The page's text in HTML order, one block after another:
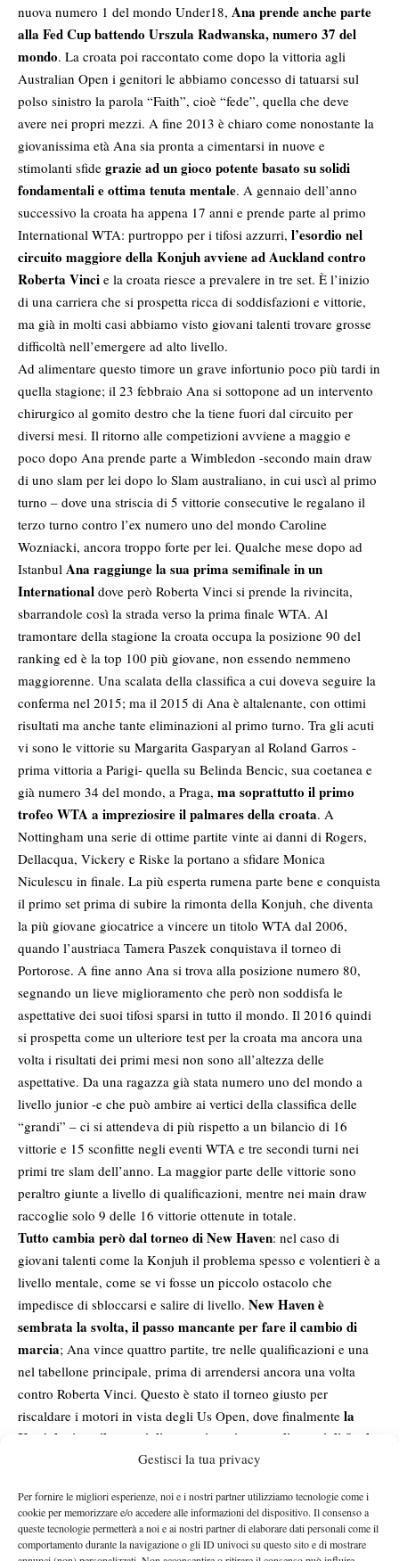
Gestisci la tua privacy
Per fornire le migliori esperienze, noi e i nostri partner utilizziamo tecnologie come i
cookie per memorizzare e/o accedere alle informazioni del dispositivo. Il consenso a
queste tecnologie permetterà a noi e ai nostri partner di elaborare dati personali come il
comportamento durante la navigazione o gli ID univoci su questo sito e di mostrare
nuova numero 1 del mondo Under18, Ana prende anche parte
alla Fed Cup battendo Urszula Radwanska, numero 37 del
mondo. La croata poi raccontato come dopo la vittoria agli
Australian Open i genitori le abbiamo concesso di tatuarsi sul
polso sinistro la parola “Faith”, cioè “fede”, quella che deve
avere nei propri mezzi. A fine 2013 è chiaro come nonostante la
giovanissima età Ana sia pronta a cimentarsi in nuove e
stimolanti sfide grazie ad un gioco potente basato su solidi
fondamentali e ottima tenuta mentale. A gennaio dell’anno
successivo la croata ha appena 17 anni e prende parte al primo
International WTA: purtroppo per i tifosi azzurri, l’esordio nel
circuito maggiore della Konjuh avviene ad Auckland contro
Roberta Vinci e la croata riesce a prevalere in tre set. È l’inizio
di una carriera che si prospetta ricca di soddisfazioni e vittorie,
ma già in molti casi abbiamo visto giovani talenti trovare grosse
difficoltà nell’emergere ad alto livello.
Ad alimentare questo timore un grave infortunio poco più tardi in
quella stagione; il 23 febbraio Ana si sottopone ad un intervento
chirurgico al gomito destro che la tiene fuori dal circuito per
diversi mesi. Il ritorno alle competizioni avviene a maggio e
poco dopo Ana prende parte a Wimbledon -secondo main draw
di uno slam per lei dopo lo Slam australiano, in cui uscì al primo
turno – dove una striscia di 5 vittorie consecutive le regalano il
terzo turno contro l’ex numero uno del mondo Caroline
Wozniacki, ancora troppo forte per lei. Qualche mese dopo ad
Istanbul Ana raggiunge la sua prima semifinale in un
International dove però Roberta Vinci si prende la rivincita,
sbarrandole così la strada verso la prima finale WTA. Al
tramontare della stagione la croata occupa la posizione 90 del
ranking ed è la top 100 più giovane, non essendo nemmeno
maggiorenne. Una scalata della classifica a cui doveva seguire la
conferma nel 2015; ma il 2015 di Ana è altalenante, con ottimi
risultati ma anche tante eliminazioni al primo turno. Tra gli acuti
vi sono le vittorie su Margarita Gasparyan al Roland Garros -
prima vittoria a Parigi- quella su Belinda Bencic, sua coetanea e
già numero 34 del mondo, a Praga, ma soprattutto il primo
trofeo WTA a impreziosire il palmares della croata. A
Nottingham una serie di ottime partite vinte ai danni di Rogers,
Dellacqua, Vickery e Riske la portano a sfidare Monica
Niculescu in finale. La più esperta rumena parte bene e conquista
il primo set prima di subire la rimonta della Konjuh, che diventa
la più giovane giocatrice a vincere un titolo WTA dal 2006,
quando l’austriaca Tamera Paszek conquistava il torneo di
Portorose. A fine anno Ana si trova alla posizione numero 80,
segnando un lieve miglioramento che però non soddisfa le
aspettative dei suoi tifosi sparsi in tutto il mondo. Il 2016 quindi
si prospetta come un ulteriore test per la croata ma ancora una
volta i risultati dei primi mesi non sono all’altezza delle
aspettative. Da una ragazza già stata numero uno del mondo a
livello junior -e che può ambire ai vertici della classifica delle
“grandi” – ci si attendeva di più rispetto a un bilancio di 16
vittorie e 15 sconfitte negli eventi WTA e tre secondi turni nei
primi tre slam dell’anno. La maggior parte delle vittorie sono
peraltro giunte a livello di qualificazioni, mentre nei main draw
raccoglie solo 9 delle 16 vittorie ottenute in totale.
Tutto cambia però dal torneo di New Haven: nel caso di
giovani talenti come la Konjuh il problema spesso e volentieri è a
livello mentale, come se vi fosse un piccolo ostacolo che
impedisce di sbloccarsi e salire di livello. New Haven è
sembrata la svolta, il passo mancante per fare il cambio di
marcia; Ana vince quattro partite, tre nelle qualificazioni e una
nel tabellone principale, prima di arrendersi ancora una volta
contro Roberta Vinci. Questo è stato il torneo giusto per
riscaldare i motori in vista degli Us Open, dove finalmente la
Konjuh gioca il suo miglior tennis e giunge agli ottavi di finale
battendo tra le altre la teste di serie n. 20 Kiki Bertens, grande
maggiore e più quotata di Urszula Radwanska, prima top50
battuta in carriera anni prima, ovvero Agnieszka Radwanska,
teste di serie numero 4.Un duplice 6-4 regala alla giovane Ana